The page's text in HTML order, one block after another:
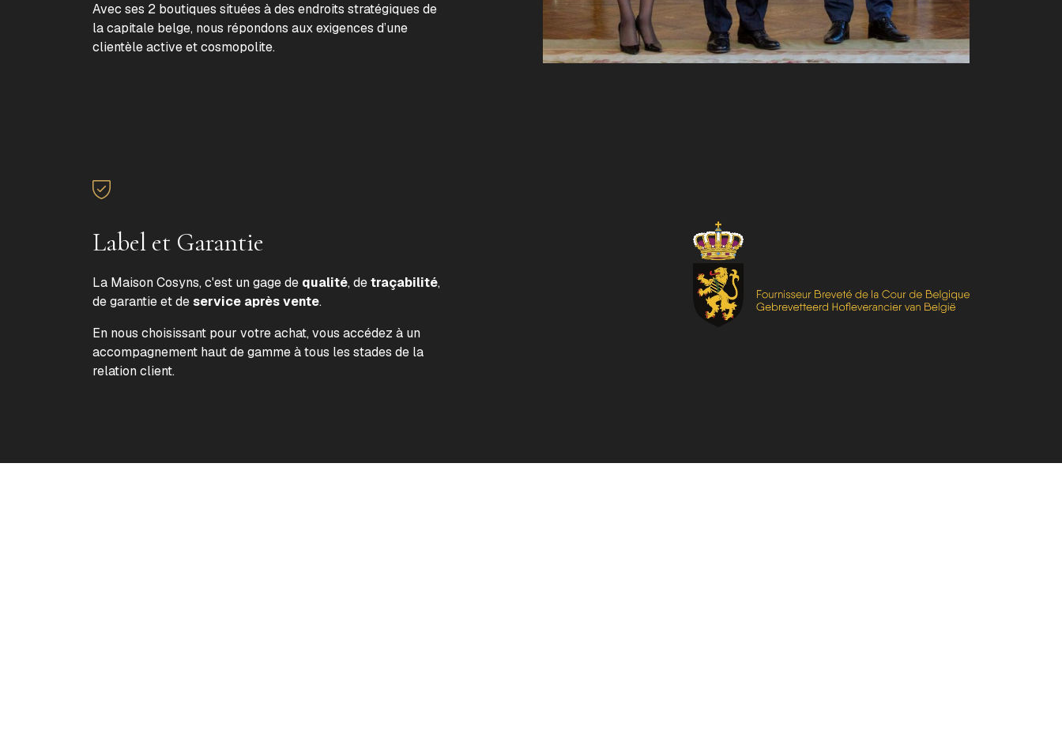
Avec ses 2 boutiques situées à des endroits stratégiques de
la capitale belge, nous répondons aux exigences d’une
clientèle active et cosmopolite.
Label et Garantie
La Maison Cosyns, c'est un gage de qualité, detraçabilité,
de garantie et deservice après vente.
En nous choisissant pour votre achat, vous accédez à un
accompagnement haut de gamme à tous les stades de la
relation client.